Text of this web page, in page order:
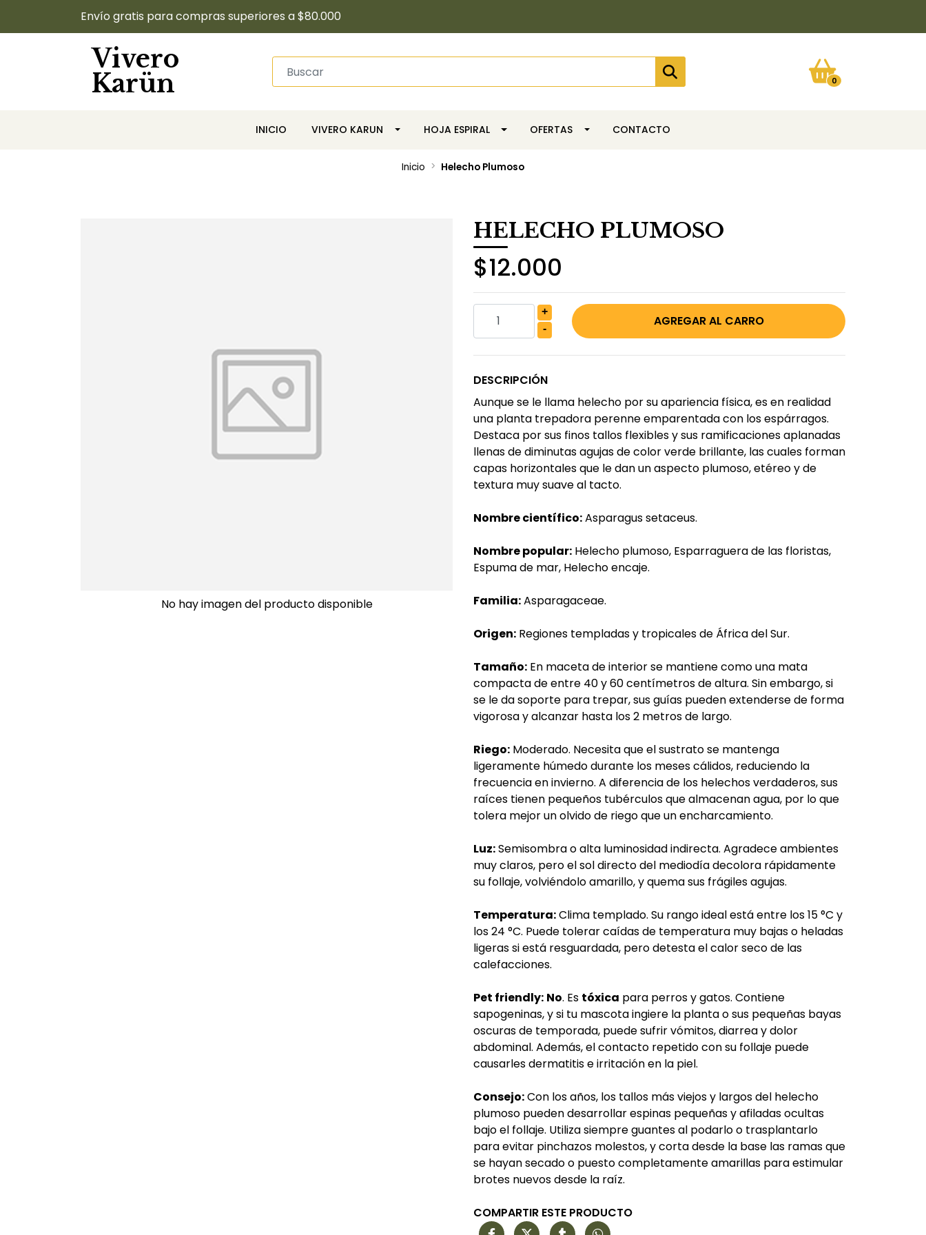
Envío gratis para compras superiores a $80.000
Vivero
Karün
0
INICIO VIVERO KARUN HOJA ESPIRAL OFERTAS CONTACTO
Inicio Helecho Plumoso
No hay imagen del producto disponible
HELECHO PLUMOSO
$12.000
+
-
DESCRIPCIÓN
Aunque se le llama helecho por su apariencia física, es en realidad
una planta trepadora perenne emparentada con los espárragos.
Destaca por sus finos tallos flexibles y sus ramificaciones aplanadas
llenas de diminutas agujas de color verde brillante, las cuales forman
capas horizontales que le dan un aspecto plumoso, etéreo y de
textura muy suave al tacto.
Nombre científico:Asparagus setaceus.
Nombre popular: Helecho plumoso, Esparraguera de las floristas,
Espuma de mar, Helecho encaje.
Familia:Asparagaceae.
Origen: Regiones templadas y tropicales de África del Sur.
Tamaño: En maceta de interior se mantiene como una mata
compacta de entre 40 y 60 centímetros de altura. Sin embargo, si
se le da soporte para trepar, sus guías pueden extenderse de forma
vigorosa y alcanzar hasta los 2 metros de largo.
Riego: Moderado. Necesita que el sustrato se mantenga
ligeramente húmedo durante los meses cálidos, reduciendo la
frecuencia en invierno. A diferencia de los helechos verdaderos, sus
raíces tienen pequeños tubérculos que almacenan agua, por lo que
tolera mejor un olvido de riego que un encharcamiento.
Luz:Semisombra o alta luminosidad indirecta. Agradece ambientes
muy claros, pero el sol directo del mediodía decolora rápidamente
su follaje, volviéndolo amarillo, y quema sus frágiles agujas.
Temperatura:Clima templado. Su rango ideal está entre los 15 °C y
los 24 °C. Puede tolerar caídas de temperatura muy bajas o heladas
ligeras si está resguardada, pero detesta el calor seco de las
calefacciones.
Pet friendly: No. Es tóxica para perros y gatos. Contiene
sapogeninas, y si tu mascota ingiere la planta o sus pequeñas bayas
oscuras de temporada, puede sufrir vómitos, diarrea y dolor
abdominal. Además, el contacto repetido con su follaje puede
causarles dermatitis e irritación en la piel.
Consejo:Con los años, los tallos más viejos y largos del helecho
plumoso pueden desarrollar espinas pequeñas y afiladas ocultas
bajo el follaje. Utiliza siempre guantes al podarlo o trasplantarlo
para evitar pinchazos molestos, y corta desde la base las ramas que
se hayan secado o puesto completamente amarillas para estimular
brotes nuevos desde la raíz.
COMPARTIR ESTE PRODUCTO